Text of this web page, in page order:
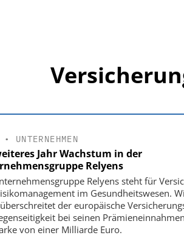
UNTERNEHMEN
Jahr Wachstum in der
Relyens
Relyens steht für
im Gesundheitswesen.
der europäische
bei seinen
von einer Milliarde Euro.